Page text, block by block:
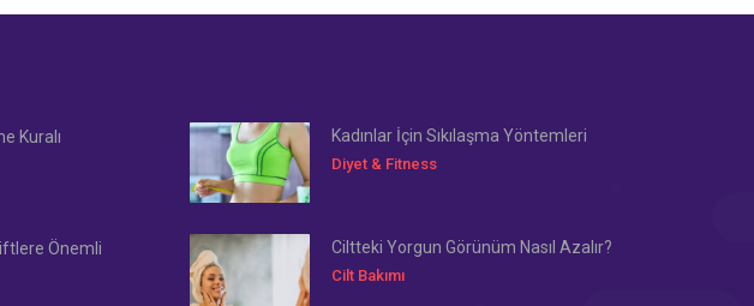
Kuralı Kadınlar İçin Sıkılaşma Yöntemleri
Diyet & Fitness
Önemli
Ciltteki Yorgun Görünüm Nasıl Azalır?
Cilt Bakımı